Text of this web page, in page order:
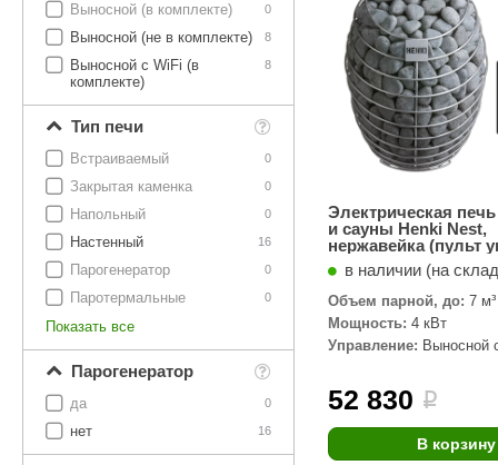
0
Выносной (в комплекте)
8
Выносной (не в комплекте)
8
Выносной с WiFi (в
комплекте)
Тип печи
0
Встраиваемый
0
Закрытая каменка
0
Напольный
16
Настенный
0
Парогенератор
0
Паротермальные
Показать все
Парогенератор
0
да
16
нет
Электрическая
и сауны Henki Nest,
нержавейка (пульт
Wi-Fi в комплекте) 4
в наличии (на
Объем парной, до: 7 м³
Мощность: 4 кВт
Управление: Выносной
52 830 i
В корзину